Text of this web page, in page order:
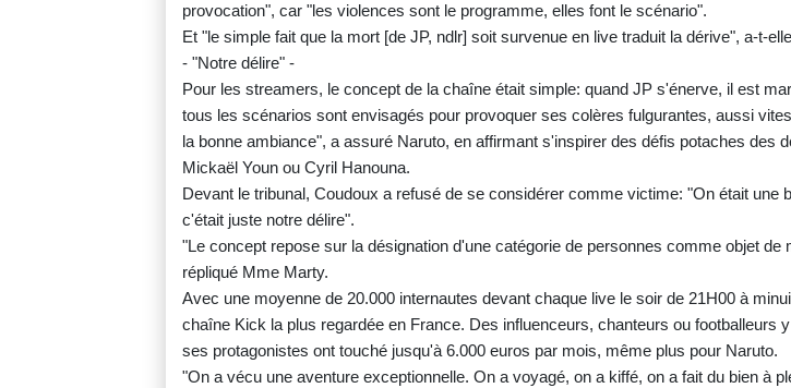
provocation", car "les violences sont le programme, elles font le scénario".
Et "le simple fait que la mort [de JP, ndlr] soit survenue en live traduit la dérive", a-t-
- "Notre délire" -
Pour les streamers, le concept de la chaîne était simple: quand JP s'énerve, il est
tous les scénarios sont envisagés pour provoquer ses colères fulgurantes, aussi
la bonne ambiance", a assuré Naruto, en affirmant s'inspirer des défis potaches des
Mickaël Youn ou Cyril Hanouna.
Devant le tribunal, Coudoux a refusé de se considérer comme victime: "On était une
c'était juste notre délire".
"Le concept repose sur la désignation d'une catégorie de personnes comme objet de
répliqué Mme Marty.
Avec une moyenne de 20.000 internautes devant chaque live le soir de 21H00 à
chaîne Kick la plus regardée en France. Des influenceurs, chanteurs ou footballeurs
ses protagonistes ont touché jusqu'à 6.000 euros par mois, même plus pour Naruto.
"On a vécu une aventure exceptionnelle. On a voyagé, on a kiffé, on a fait du bien à